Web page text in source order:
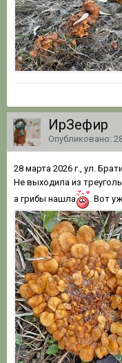
ИрЗефир
Опубликовано:
28 марта 2026 г., ул.
Не выходила из
а грибы нашла
. Вот